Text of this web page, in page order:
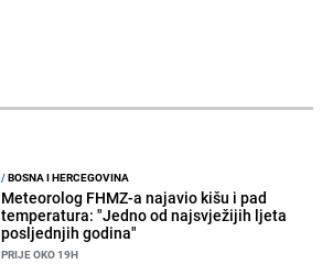
/BOSNA I HERCEGOVINA
Meteorolog FHMZ-a najavio kišu i pad
temperatura: "Jedno od najsvježijih ljeta
posljednjih godina"
PRIJE OKO 19H